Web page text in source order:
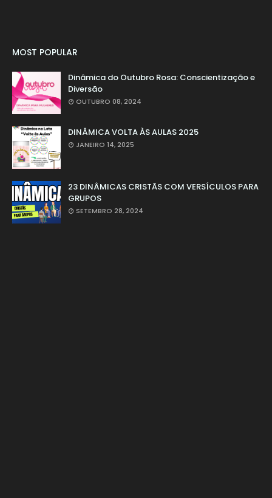
MOST POPULAR
Dinâmica do Outubro Rosa: Conscientização e
Diversão
OUTUBRO 08, 2024
DINÂMICA VOLTA ÀS AULAS 2025
JANEIRO 14, 2025
23 DINÂMICAS CRISTÃS COM VERSÍCULOS PARA
GRUPOS
SETEMBRO 28, 2024